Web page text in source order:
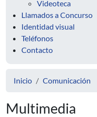
Videoteca
Llamados a Concurso
Identidad visual
Teléfonos
Contacto
Inicio Comunicación
Multimedia